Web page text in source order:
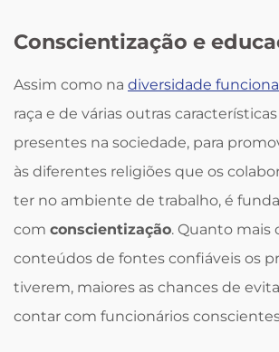
Conscientização e
Assim como na diversidade
raça e de várias outras
presentes na sociedade, para
às diferentes religiões que os
ter no ambiente de trabalho, é
com conscientização. Quanto mais
conteúdos de fontes confiáveis os
tiverem, maiores as chances de
contar com funcionários